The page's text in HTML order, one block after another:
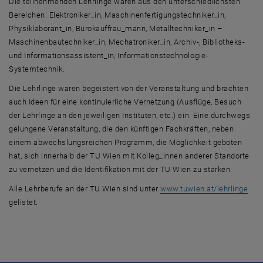
Bereichen: Elektroniker_in, Maschinenfertigungstechniker_in,
Physiklaborant_in, Bürokauffrau_mann, Metalltechniker_in –
Maschinenbautechniker_in, Mechatroniker_in, Archiv-, Bibliotheks-
und Informationsassistent_in, Informationstechnologie-
Systemtechnik.
Die Lehrlinge waren begeistert von der Veranstaltung und brachten
auch Ideen für eine kontinuierliche Vernetzung (Ausflüge, Besuch
der Lehrlinge an den jeweiligen Instituten, etc.) ein. Eine durchwegs
gelungene Veranstaltung, die den künftigen Fachkräften, neben
einem abwechslungsreichen Programm, die Möglichkeit geboten
hat, sich innerhalb der TU Wien mit Kolleg_innen anderer Standorte
zu vernetzen und die Identifikation mit der TU Wien zu stärken.
Alle Lehrberufe an der TU Wien sind unterwww.tuwien.at/lehrlinge,
gelistet.